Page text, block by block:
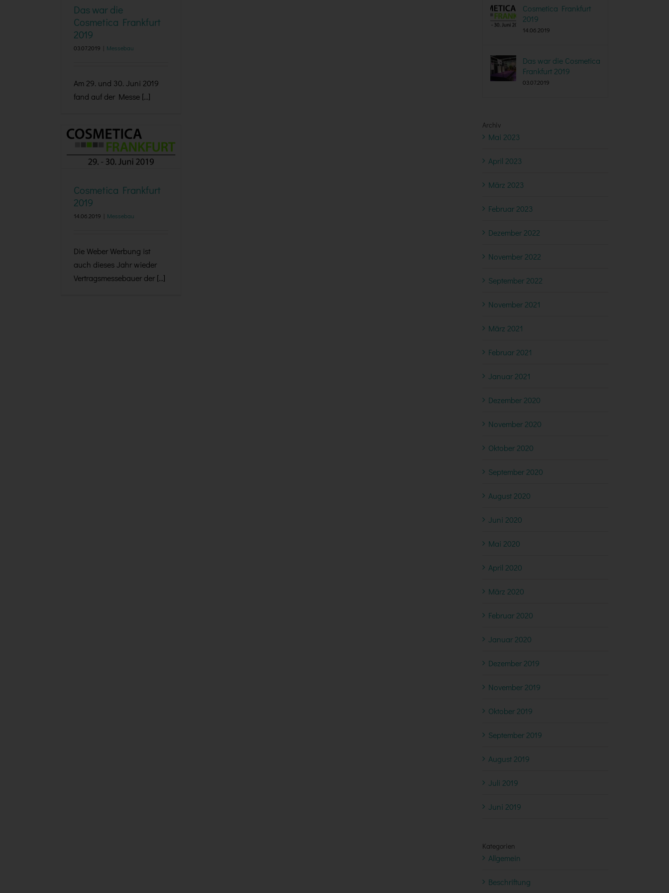
Das war die
Cosmetica Frankfurt
2019
03.07.2019 Messebau
Am 29. und 30. Juni 2019
fand auf der Messe [...]
Cosmetica Frankfurt 2019
Cosmetica Frankfurt
2019
14.06.2019 Messebau
Die Weber Werbung ist
auch dieses Jahr wieder
Vertragsmessebauer der [...]
Cosmetica Frankfurt
2019
14.06.2019
Das war die Cosmetica
Frankfurt 2019
03.07.2019
Archiv
Mai 2023
April 2023
März 2023
Februar 2023
Dezember 2022
November 2022
September 2022
November 2021
März 2021
Februar 2021
Januar 2021
Dezember 2020
November 2020
Oktober 2020
September 2020
August 2020
Juni 2020
Mai 2020
April 2020
März 2020
Februar 2020
Januar 2020
Dezember 2019
November 2019
Oktober 2019
September 2019
August 2019
Juli 2019
Juni 2019
Kategorien
Allgemein
Beschriftung